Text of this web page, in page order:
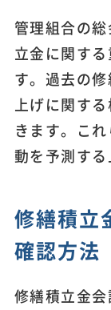
管理組合の
立金に関す
す。過去の
上げに関す
きます。こ
動を予測する
修繕積立
確認方法
修繕積立金